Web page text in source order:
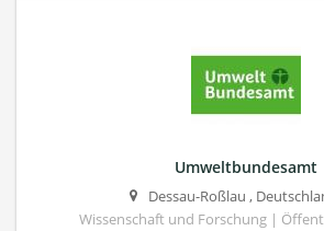
Umweltbundesamt
Dessau-Roßlau ,
Wissenschaft und Forschung |